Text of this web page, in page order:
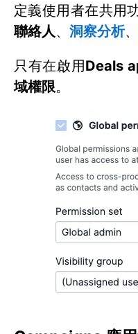
定義使用者在共用
聯絡人、 洞察分析、
只有在啟用Deals
域權限。